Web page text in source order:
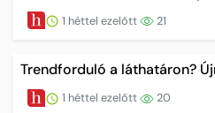
1 héttel ezelőtt 21
Trendforduló a láthatáron?
1 héttel ezelőtt 20